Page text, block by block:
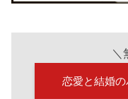
＼
恋愛と結婚